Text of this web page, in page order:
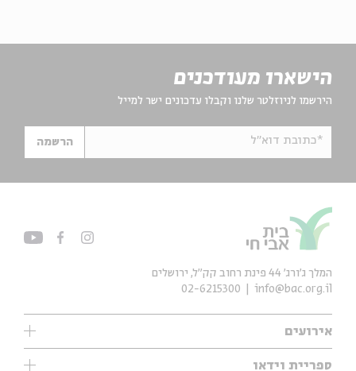
הישארו מעודכנים
הירשמו לניוזלטר שלנו וקבלו עדכונים ישר למייל
*כתובת דוא"ל הרשמה
אירועים
עיון
ספריית וידאו
המלך ג'ורג' 44 פינת רחוב קק״ל, ירושלים
info@bac.org.il
02-6215300